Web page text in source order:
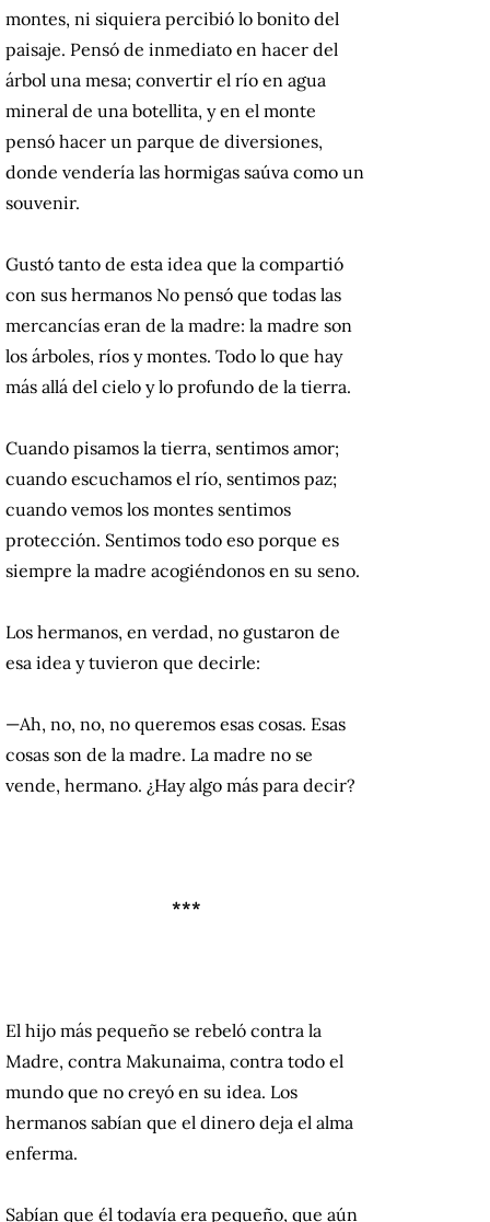
montes, ni siquiera percibió lo bonito del
paisaje. Pensó de inmediato en hacer del
árbol una mesa; convertir el río en agua
mineral de una botellita, y en el monte
pensó hacer un parque de diversiones,
donde vendería las hormigas saúva como un
souvenir.
Gustó tanto de esta idea que la compartió
con sus hermanos No pensó que todas las
mercancías eran de la madre: la madre son
los árboles, ríos y montes. Todo lo que hay
más allá del cielo y lo profundo de la tierra.
Cuando pisamos la tierra, sentimos amor;
cuando escuchamos el río, sentimos paz;
cuando vemos los montes sentimos
protección. Sentimos todo eso porque es
siempre la madre acogiéndonos en su seno.
Los hermanos, en verdad, no gustaron de
esa idea y tuvieron que decirle:
—Ah, no, no, no queremos esas cosas. Esas
cosas son de la madre. La madre no se
vende, hermano. ¿Hay algo más para decir?
***
El hijo más pequeño se rebeló contra la
Madre, contra Makunaima, contra todo el
mundo que no creyó en su idea. Los
hermanos sabían que el dinero deja el alma
enferma.
Sabían que él todavía era pequeño, que aún